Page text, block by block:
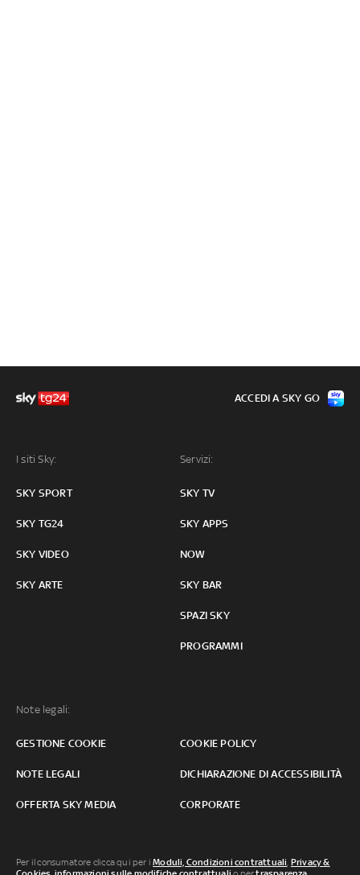
I siti Sky:
SKY SPORT
SKY TG24
SKY VIDEO
SKY ARTE
Servizi:
SKY TV
SKY APPS
NOW
SKY BAR
SPAZI SKY
PROGRAMMI
Note legali:
GESTIONE COOKIE COOKIE POLICY
NOTE LEGALI DICHIARAZIONE DI ACCESSIBILITÀ
OFFERTA SKY MEDIA CORPORATE
ACCEDI A SKY GO
Per il consumatore clicca qui per iModuli, Condizioni contrattuali Privacy &